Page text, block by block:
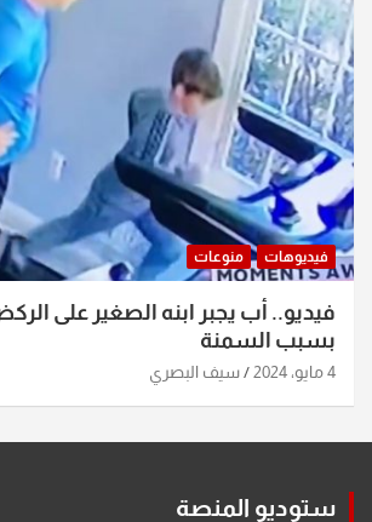
فيديوهات منوعات
فيديو.. أب يجبر ابنه الصغير على
بسبب السمنة
4 مايو، 2024 سيف البصري
ستوديو المنصة